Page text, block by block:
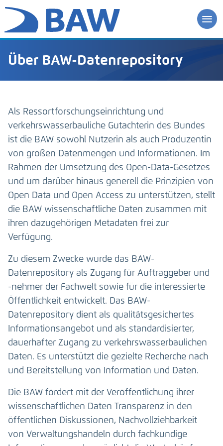
Über BAW-Datenrepository
Als Ressortforschungseinrichtung und
verkehrswasserbauliche Gutachterin des Bundes
ist die BAW sowohl Nutzerin als auch Produzentin
von großen Datenmengen und Informationen. Im
Rahmen der Umsetzung des Open-Data-Gesetzes
und um darüber hinaus generell die Prinzipien von
Open Data und Open Access zu unterstützen, stellt
die BAW wissenschaftliche Daten zusammen mit
ihren dazugehörigen Metadaten frei zur
Verfügung.
Zu diesem Zwecke wurde das BAW-
Datenrepository als Zugang für Auftraggeber und
-nehmer der Fachwelt sowie für die interessierte
Öffentlichkeit entwickelt. Das BAW-
Datenrepository dient als qualitätsgesichertes
Informationsangebot und als standardisierter,
dauerhafter Zugang zu verkehrswasserbaulichen
Daten. Es unterstützt die gezielte Recherche nach
und Bereitstellung von Information und Daten.
Die BAW fördert mit der Veröffentlichung ihrer
wissenschaftlichen Daten Transparenz in den
öffentlichen Diskussionen, Nachvollziehbarkeit
von Verwaltungshandeln durch fachkundige